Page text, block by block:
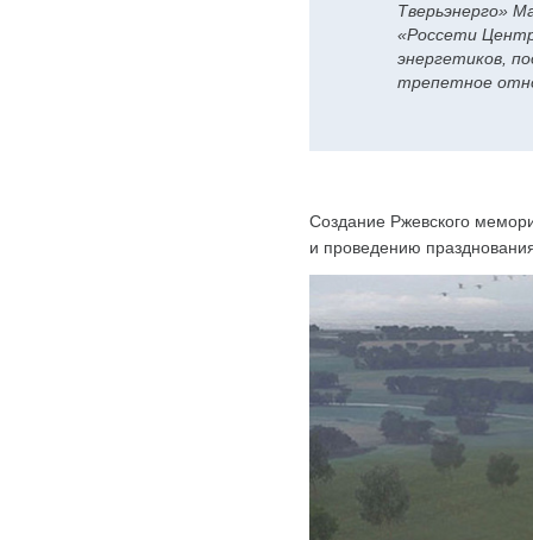
Тверьэнерго»
«Россети
энергетиков,
трепетное
Создание Ржевского
и проведению